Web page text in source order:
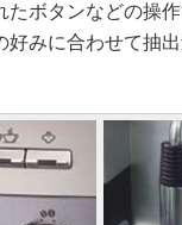
ボタンなどの操
好みに合わせて抽